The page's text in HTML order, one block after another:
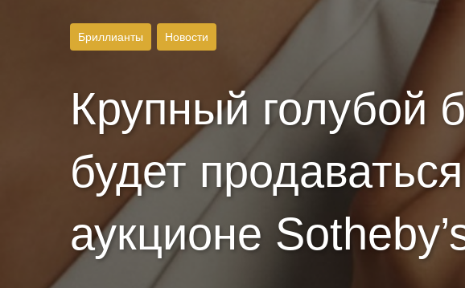
Бриллианты Новости
Крупный голубой
будет
аукционе